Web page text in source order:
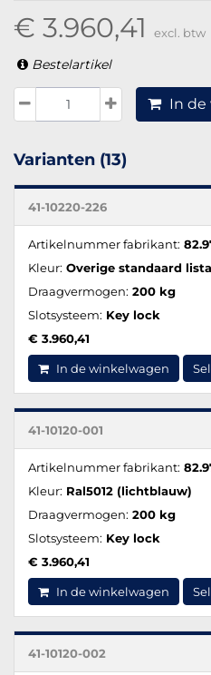
€ 3.960,41 excl. btw
Bestelartikel
In de
Varianten (13)
41-10220-226
Artikelnummer fabrikant:
Kleur: Overige standaard
Draagvermogen: 200 kg
Slotsysteem: Key lock
€ 3.960,41
In de winkelwagen
41-10120-001
Artikelnummer fabrikant:
Kleur: Ral5012 (lichtblauw)
Draagvermogen: 200 kg
Slotsysteem: Key lock
€ 3.960,41
In de winkelwagen
41-10120-002